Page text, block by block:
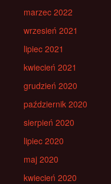
marzec 2022
wrzesień 2021
lipiec 2021
kwiecień 2021
grudzień 2020
październik 2020
sierpień 2020
lipiec 2020
maj 2020
kwiecień 2020